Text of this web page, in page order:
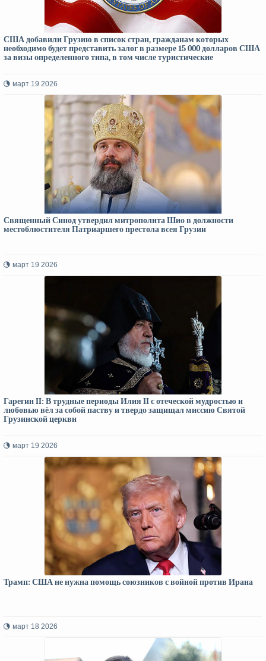
США добавили Грузию в список стран, гражданам которых
необходимо будет представить залог в размере 15 000 долларов США
за визы определенного типа, в том числе туристические
март 19 2026
Священный Синод утвердил митрополита Шио в должности
местоблюстителя Патриаршего престола всея Грузии
март 19 2026
Гарегин II: В трудные периоды Илия II с отеческой мудростью и
любовью вёл за собой паству и твердо защищал миссию Святой
Грузинской церкви
март 19 2026
Трамп: США не нужна помощь союзников с войной против Ирана
март 18 2026